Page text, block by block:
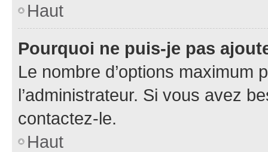
Haut
Pourquoi ne puis-je pas
Le nombre d’options maximum
l’administrateur. Si vous avez
contactez-le.
Haut